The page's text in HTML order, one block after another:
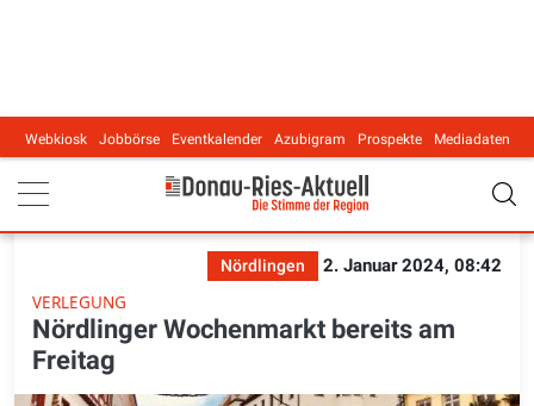
Main navigation
Webkiosk Jobbörse Eventkalender Azubigram Prospekte Mediadaten
Nördlingen
2. Januar 2024, 08:42
VERLEGUNG
Nördlinger Wochenmarkt bereits am
Freitag